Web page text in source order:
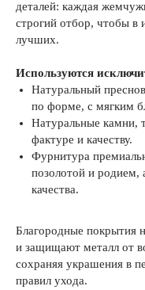
деталей: каждая
строгий отбор, чтобы в
лучших.
Используются
Натуральный
по форме, с мягким
Натуральные камни,
фактуре и качеству.
Фурнитура
позолотой и родием,
качества.
Благородные покрытия
и защищают металл от
сохраняя украшения в
правил ухода.